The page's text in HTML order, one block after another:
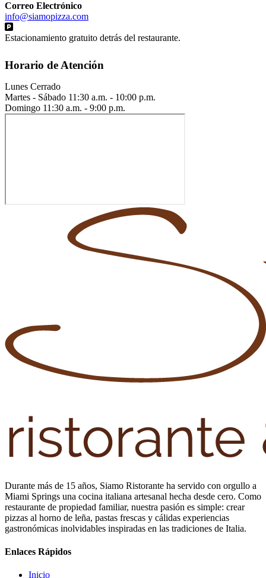
Correo Electrónico
info@siamopizza.com
Estacionamiento gratuito detrás del restaurante.
Horario de Atención
Lunes Cerrado
Martes - Sábado 11:30 a.m. - 10:00 p.m.
Domingo 11:30 a.m. - 9:00 p.m.
Durante más de 15 años, Siamo Ristorante ha servido con orgullo a
Miami Springs una cocina italiana artesanal hecha desde cero. Como
restaurante de propiedad familiar, nuestra pasión es simple: crear
pizzas al horno de leña, pastas frescas y cálidas experiencias
gastronómicas inolvidables inspiradas en las tradiciones de Italia.
Enlaces Rápidos
Inicio